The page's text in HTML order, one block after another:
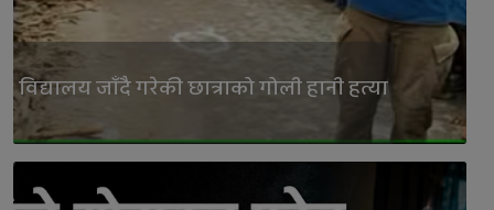
विद्यालय जाँदै गरेकी छात्राको गोली हानी हत्या